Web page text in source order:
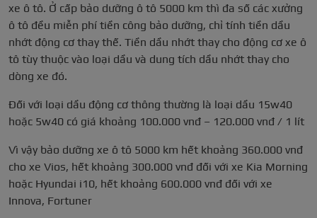
xe ô tô. Ở cấp bảo dưỡng ô tô 5000 km thì đa số các xưởng
ô tô đều miễn phí tiền công bảo dưỡng, chỉ tính tiền dầu
nhớt động cơ thay thế. Tiền dầu nhớt thay cho động cơ xe ô
tô tùy thuộc vào loại dầu và dung tích dầu nhớt thay cho
dòng xe đó.
Đối với loại dầu động cơ thông thường là loại dầu 15w40
hoặc 5w40 có giá khoảng 100.000 vnđ – 120.000 vnđ / 1 lít
Vì vậy bảo dưỡng xe ô tô 5000 km hết khoảng 360.000 vnđ
cho xe Vios, hết khoảng 300.000 vnđ đối với xe Kia Morning
hoặc Hyundai i10, hết khoảng 600.000 vnđ đối với xe
Innova, Fortuner